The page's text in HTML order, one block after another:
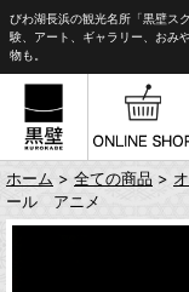
びわ湖長浜の観光名所「黒壁ス
験、アート、ギャラリー、おみ
物も。
ホーム > 全ての商品 >
ール アニメ